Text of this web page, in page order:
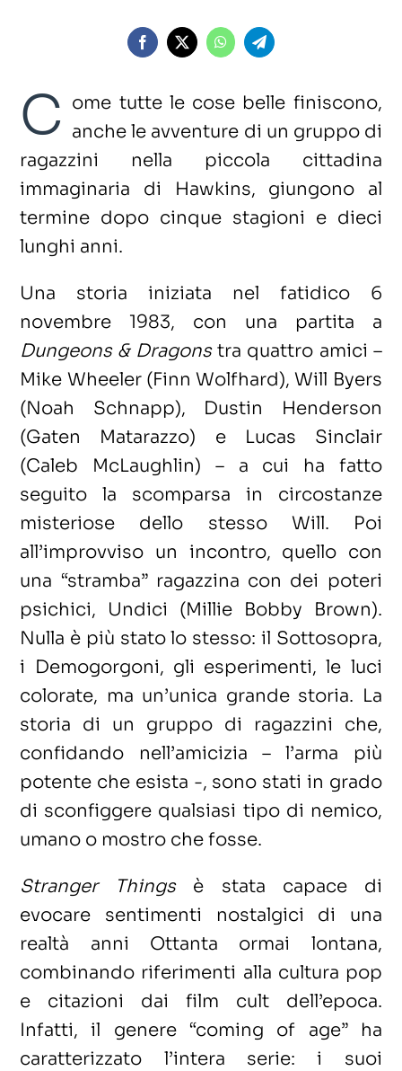
C ome tutte le cose belle finiscono,
anche le avventure di un gruppo di
ragazzini nella piccola cittadina
immaginaria di Hawkins, giungono al
termine dopo cinque stagioni e dieci
lunghi anni.
Una storia iniziata nel fatidico 6
novembre 1983, con una partita a
Dungeons & Dragonstra quattro amici –
Mike Wheeler (Finn Wolfhard), Will Byers
(Noah Schnapp), Dustin Henderson
(Gaten Matarazzo) e Lucas Sinclair
(Caleb McLaughlin) – a cui ha fatto
seguito la scomparsa in circostanze
misteriose dello stesso Will. Poi
all’improvviso un incontro, quello con
una “stramba” ragazzina con dei poteri
psichici, Undici (Millie Bobby Brown).
Nulla è più stato lo stesso: il Sottosopra,
i Demogorgoni, gli esperimenti, le luci
colorate, ma un’unica grande storia. La
storia di un gruppo di ragazzini che,
confidando nell’amicizia – l’arma più
potente che esista -, sono stati in grado
di sconfiggere qualsiasi tipo di nemico,
umano o mostro che fosse.
Stranger Thingsè stata capace di
evocare sentimenti nostalgici di una
realtà anni Ottanta ormai lontana,
combinando riferimenti alla cultura pop
e citazioni dai film cult dell’epoca.
Infatti, il genere “coming of age” ha
caratterizzato l’intera serie: i suoi